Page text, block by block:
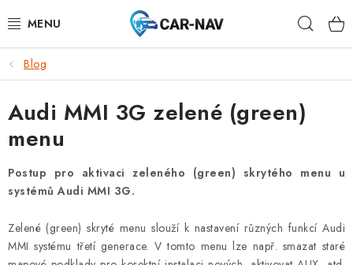
na
AUDI
BMW
FORD
CHEVROLET
MAZDA
Blog
Audi MMI 3G zelené (green)
menu
Postup pro aktivaci zeleného (green) skrytého menu u
systémů Audi MMI 3G.
Zelené (green) skryté menu slouží k nastavení různých funkcí Audi
MMI systému třetí generace. V tomto menu lze např. smazat staré